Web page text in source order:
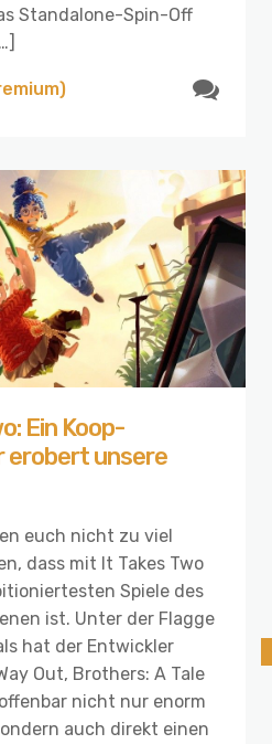
Standalone-Spin-Off
Ein Koop-
erobert unsere
euch nicht zu viel
dass mit It Takes Two
Spiele des
ist. Unter der Flagge
hat der Entwickler
Out, Brothers: A Tale
nicht nur enorm
auch direkt einen